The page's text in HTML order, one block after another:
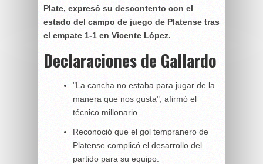
Plate, expresó su descontento con el
estado del campo de juego de Platense tras
el empate 1-1 en Vicente López.
Declaraciones de Gallardo
"La cancha no estaba para jugar de la
manera que nos gusta", afirmó el
técnico millonario.
Reconoció que el gol tempranero de
Platense complicó el desarrollo del
partido para su equipo.